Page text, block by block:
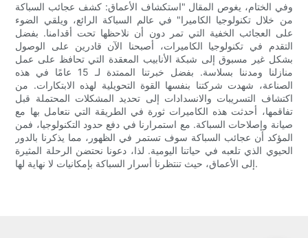
وفي الختام، يغوص المقال "استكشاف الأعماق: كشف عجائب السباكة
من خلال تكنولوجيا الكاميرا" في عالم السباكة الرائع، ويلقي الضوء
على العجائب الخفية التي تمر دون أن نلاحظها تحت أقدامنا. بفضل
التقدم في تكنولوجيا الكاميرات، أصبحنا الآن قادرين على الوصول
بشكل غير مسبوق إلى شبكة الأنابيب المعقدة التي تحافظ على عمل
منازلنا ومدننا بسلاسة. بفضل خبرتنا الممتدة لـ 15 عامًا في هذه
الصناعة، شهدت شركتنا بنفسها القوة التحويلية لهذه الابتكارات. من
اكتشاف التسريبات والانسدادات إلى تحديد المشكلات المحتملة قبل
تفاقمها، أحدثت هذه الكاميرات ثورة في الطريقة التي نتعامل بها مع
صيانة وإصلاحات السباكة. مع استمرارنا في دفع حدود التكنولوجيا، فمن
المؤكد أن عجائب السباكة سوف تستمر في الظهور، مما يذكرنا بالدور
الحيوي الذي تلعبه في حياتنا اليومية. لذا، دعونا نحتضن الرحلة المثيرة
إلى الأعماق، حيث تنتظرنا أسرار السباكة بإمكانيات لا نهاية لها.